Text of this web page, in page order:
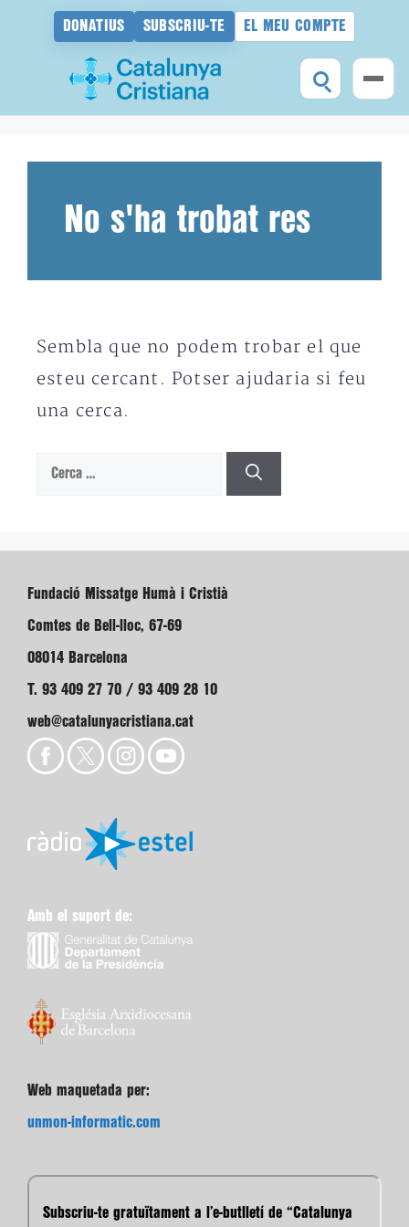
DONATIUS SUBSCRIU-TE EL MEU COMPTE
No s'ha trobat res
Sembla que no podem trobar el que
esteu cercant. Potser ajudaria si feu
una cerca.
Cerca:
Fundació Missatge Humà i Cristià
Comtes de Bell-lloc, 67-69
08014 Barcelona
T. 93 409 27 70 / 93 409 28 10
web@catalunyacristiana.cat
Amb el suport de:
Web maquetada per:
unmon-informatic.com
Subscriu-te gratuïtament a l’e-butlletí de “Catalunya